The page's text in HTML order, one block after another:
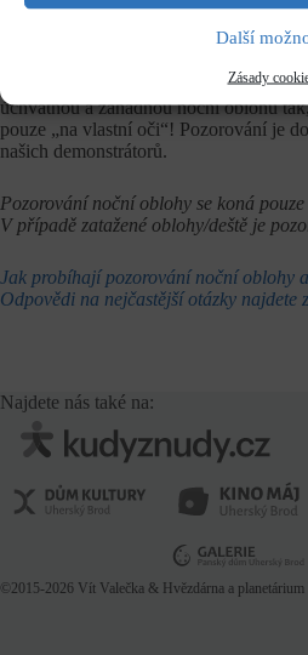
Další
Zásady
Vstupné
Copak je to támhle za hvězdu? Pojďte
úchvatnou a záhadnou noční oblohu
pouze „na vlastní oči“! Pozorování je
našich demonstrátorů.
Pozorování noční oblohy se koná
V případě zatažené oblohy/deště je
Jak probíhají pozorování noční oblohy
Odpovědi na nejčastější otázky najdete
Najdete nás také na:
©2015-2026 Vít Valečka & Hvězdárna a